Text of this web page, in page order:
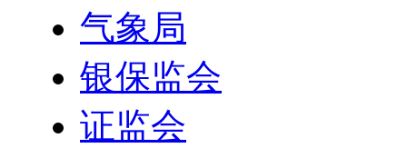
气象局
银保监会
证监会